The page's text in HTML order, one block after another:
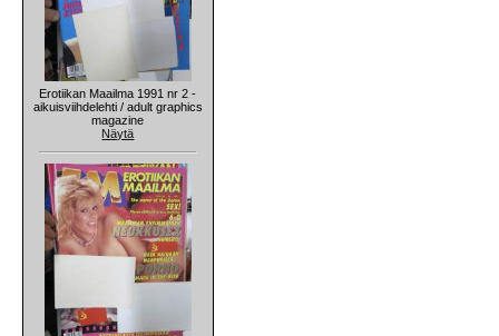
Erotiikan Maailma 1991 nr 2 -
aikuisviihdelehti / adult graphics
magazine
Näytä